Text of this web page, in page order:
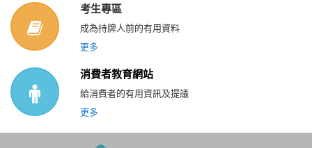
考生專區
成為持牌人前的有用資料
更多
消費者教育網站
給消費者的有用資訊及提議
更多